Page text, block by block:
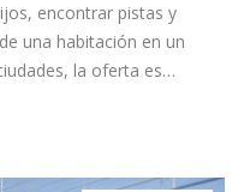
encontrar pistas y
una habitación en un
la oferta es…